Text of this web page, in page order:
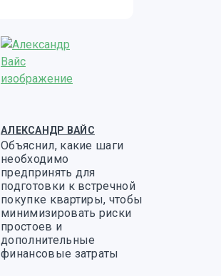
АЛЕКСАНДР ВАЙС
Объяснил, какие шаги
необходимо
предпринять для
подготовки к встречной
покупке квартиры, чтобы
минимизировать риски
простоев и
дополнительные
финансовые затраты